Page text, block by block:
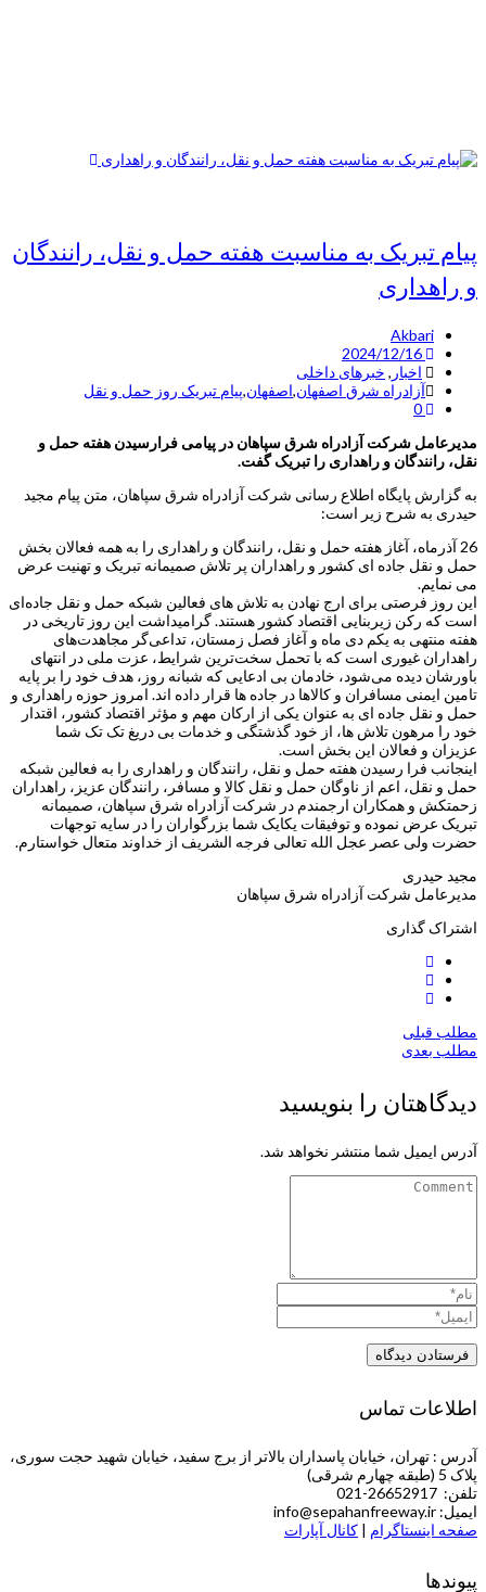
پیام تبریک به مناسبت هفته حمل و نقل، رانندگان
و راهداری
Akbari
اخبار , خبرهای داخلی
آزادراه شرق اصفهان,اصفهان,پیام تبریک روز حمل و نقل
مدیرعامل شرکت آزادراه شرق سپاهان در پیامی فرارسیدن هفته حمل و
نقل، رانندگان و راهداری را تبریک گفت.
به گزارش پایگاه اطلاع رسانی شرکت آزادراه شرق سپاهان، متن پیام مجید
حیدری به شرح زیر است:
26 آذرماه، آغاز هفته حمل و نقل، رانندگان و راهداری را به همه فعالان بخش
حمل و نقل جاده ای کشور و راهداران پر تلاش صمیمانه تبریک و تهنیت عرض
می نمایم.
این روز فرصتی برای ارج نهادن به تلاش های فعالین شبکه حمل و نقل جاده‌ای
است که رکن زیربنایی اقتصاد کشور هستند. گرامیداشت این روز تاریخی در
هفته منتهی به یکم دی ماه و آغاز فصل زمستان، تداعی‌گر مجاهدت‌های
راهداران غیوری است که با تحمل سخت‌ترین شرایط، عزت ملی در انتهای
باورشان دیده می‌شود، خادمان بی ادعایی که شبانه روز، هدف خود را بر پایه
تامین ایمنی مسافران و کالاها در جاده ها قرار داده اند. امروز حوزه راهداری و
حمل و نقل جاده ای به عنوان یکی از ارکان مهم و مؤثر اقتصاد کشور، اقتدار
خود را مرهون تلاش ها، از خود گذشتگی و خدمات بی دریغ تک تک شما
عزیزان و فعالان این بخش است.
اینجانب فرا رسیدن هفته حمل و نقل، رانندگان و راهداری را به فعالین شبکه
حمل و نقل، اعم از ناوگان حمل و نقل کالا و مسافر، رانندگان عزیز، راهداران
زحمتکش و همکاران ارجمندم در شرکت آزادراه شرق سپاهان، صمیمانه
تبریک عرض نموده و توفیقات یکایک شما بزرگواران را در سایه توجهات
حضرت ولی عصر عجل الله تعالی فرجه الشریف از خداوند متعال خواستارم.
مجید حیدری
مدیرعامل شرکت آزادراه شرق سپاهان
اشتراک گذاری
مطلب قبلی
مطلب بعدی
دیدگاهتان را بنویسید
آدرس ایمیل شما منتشر نخواهد شد.
اطلاعات تماس
آدرس : تهران، خیابان پاسداران بالاتر از برج سفید، خیابان شهید حجت سوری،
پلاک 5 (طبقه چهارم شرقی)
تلفن: 26652917-021
ایمیل: info@sepahanfreeway.ir
صفحه اینستاگرام | کانال آپارات
پیوندها